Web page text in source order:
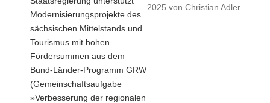
2025 von Christian Adler
Modernisierungsprojekte des
sächsischen Mittelstands und
Tourismus mit hohen
Fördersummen aus dem
Bund-Länder-Programm GRW
(Gemeinschaftsaufgabe
»Verbesserung der regionalen